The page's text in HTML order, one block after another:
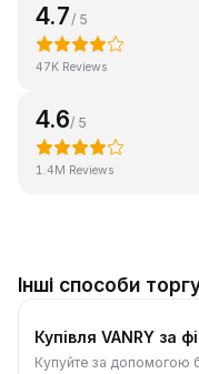
4.7 / 5
47K Reviews
4.6/ 5
1.4M Reviews
Інші способи
Купівля VANRY за
Купуйте за допомогою